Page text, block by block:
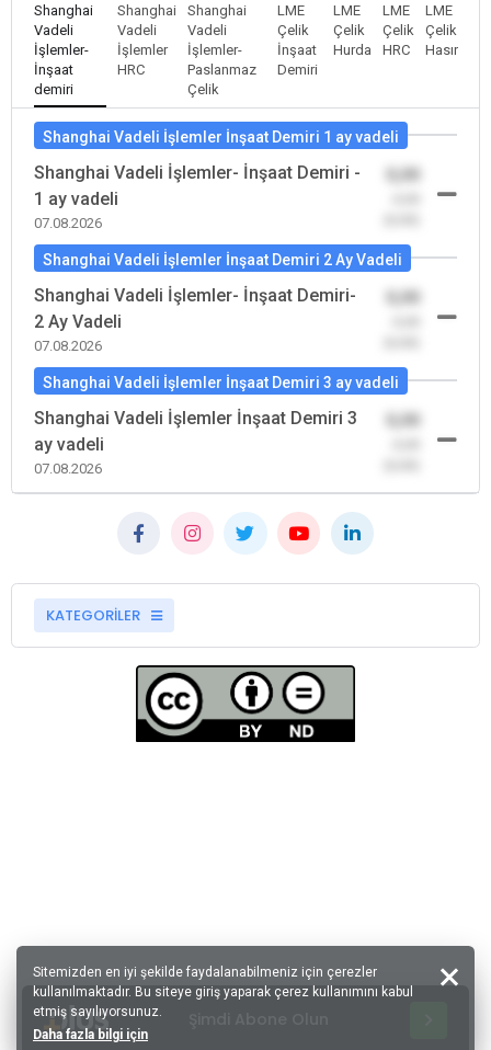
Shanghai
Vadeli
İşlemler-
İnşaat
demiri
Shanghai
Vadeli
İşlemler
HRC
Shanghai
Vadeli
İşlemler-
Paslanmaz
Çelik
LME
Çelik
İnşaat
Demiri
LME
Çelik
Hurda
LME
Çelik
HRC
LME
Çelik
Hasır
Shanghai Vadeli İşlemler İnşaat Demiri 1 ay vadeli
Shanghai Vadeli İşlemler- İnşaat Demiri -
1 ay vadeli
07.08.2026
Shanghai Vadeli İşlemler İnşaat Demiri 2 Ay Vadeli
Shanghai Vadeli İşlemler- İnşaat Demiri-
2 Ay Vadeli
07.08.2026
Shanghai Vadeli İşlemler İnşaat Demiri 3 ay vadeli
Shanghai Vadeli İşlemler İnşaat Demiri 3
ay vadeli
07.08.2026
KATEGORİLER
Sitemizden en iyi şekilde faydalanabilmeniz için çerezler
kullanılmaktadır. Bu siteye giriş yaparak çerez kullanımını kabul
etmiş sayılıyorsunuz.
Daha fazla bilgi için